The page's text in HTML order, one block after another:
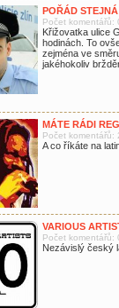
POŘÁD
Počet komentářů:
Křižovatka ulice
hodinách. To
zejména ve
jakéhokoliv
MÁTE RÁDI
Počet komentářů:
A co říkáte na
VARIOUS
Počet komentářů:
Nezávislý český